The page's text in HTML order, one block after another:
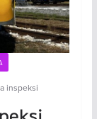
inspeksi